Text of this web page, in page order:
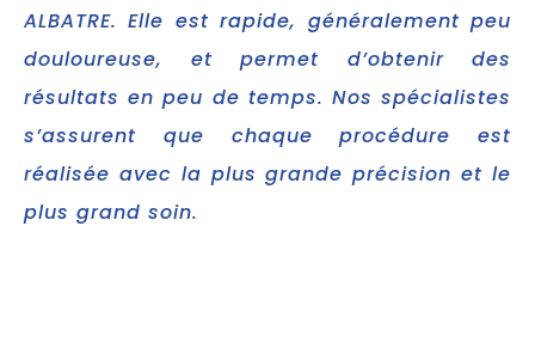
ALBATRE. Elle est rapide, généralement peu
douloureuse, et permet d’obtenir des
résultats en peu de temps. Nos spécialistes
s’assurent que chaque procédure est
réalisée avec la plus grande précision et le
plus grand soin.